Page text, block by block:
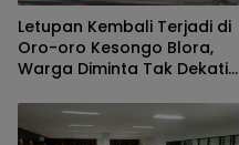
Letupan Kembali Terjadi di
Oro-oro Kesongo Blora,
Warga Diminta Tak Dekati